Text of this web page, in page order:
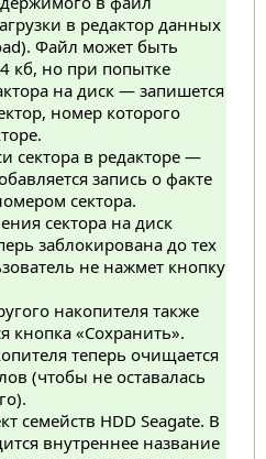
в редактор данных
Файл может быть
кб, но при попытке
на диск — запишется
номер которого
сектора в редакторе —
запись о факте
сектора.
сектора на диск
заблокирована до тех
не нажмет кнопку
накопителя также
кнопка «Сохранить».
теперь очищается
(чтобы не оставалась
семейств HDD Seagate. В
внутреннее название